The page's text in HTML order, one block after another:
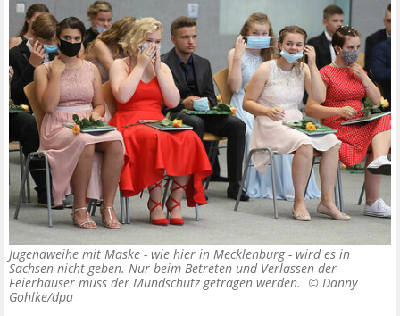
Jugendweihe mit Maske - wie hier in Mecklenburg - wird es in
Sachsen nicht geben. Nur beim Betreten und Verlassen der
Feierhäuser muss der Mundschutz getragen werden. © Danny
Gohlke/dpa